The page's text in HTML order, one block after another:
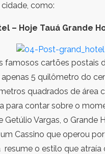
como:
– Hoje Tauá Grande
famosos cartões postais
5 quilômetro do
quadrados de área
para contar sobre o
Getúlio Vargas, o Grande
Cassino que operou
resume o estilo que atraía